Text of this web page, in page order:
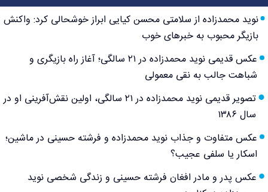
نوید محمدزاده از سلامتی محسن کیایی ابراز خوشحالی کرد: واکنش
بازیگر محبوب به خبرهای خوب
عکس قدیمی نوید محمدزاده در ۲۱ سالگی؛ آغاز راه بازیگری و
شباهت جالب به نقی معمولی
تصویر قدیمی نوید محمدزاده در ۲۱ سالگی، اولین نقش‌آفرینی او در
سال ۱۳۸۶
عکس متفاوت و جذاب نوید محمدزاده و فرشته حسینی در ماشین؛
اسکار یا سلفی عجیب؟
عکس پدر و مادر افغان فرشته حسینی و زندگی شخصی نوید